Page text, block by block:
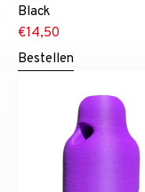
Black
€14,50
Bestellen